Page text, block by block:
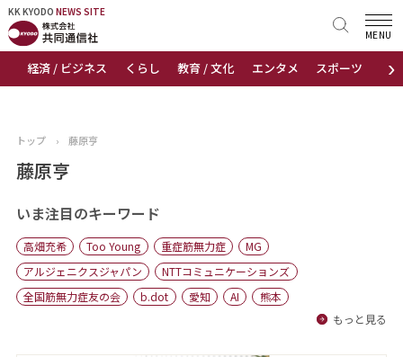
KK KYODO NEWS SITE
›
経済 / ビジネス くらし 教育 / 文化 エンタメ スポーツ 地域
MENU
KK KYODONEWS SITE
トップページ
ニュース
おすすめコンテンツ
出版物
会社概要
トップ › 藤原亨
藤原亨
いま注目のキーワード
高畑充希 Too Young 重症筋無力症
MG
アルジェニクスジャパン
NTTコミュニケーションズ
全国筋無力症友の会
b.dot 愛知 AI
熊本
もっと見る